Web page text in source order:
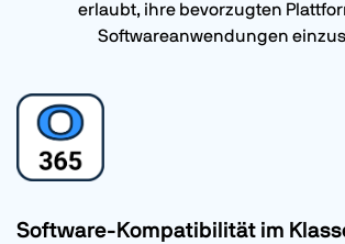
erlaubt, ihre bevorzugten
Softwareanwendungen
Software-Kompatibilität im